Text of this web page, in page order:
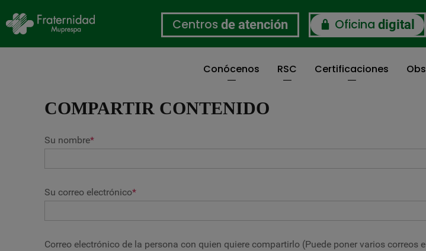
Centros de atención Oficina digital
Conócenos RSC Certificaciones
COMPARTIR CONTENIDO
Su nombre*
Su correo electrónico*
Correo electrónico de la persona con quien quiere compartirlo (Puede poner varios correos